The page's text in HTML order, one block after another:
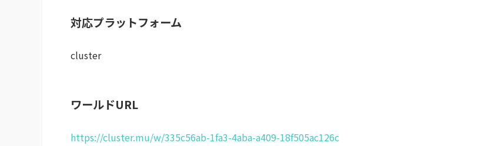
対応プラットフォーム
cluster
ワールドURL
https://cluster.mu/w/335c56ab-1fa3-4aba-a409-18f505ac126c